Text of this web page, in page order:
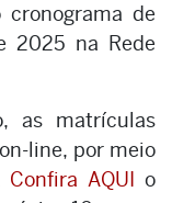
de
2025 na Rede
as matrículas
line, por meio
Confira AQUI o